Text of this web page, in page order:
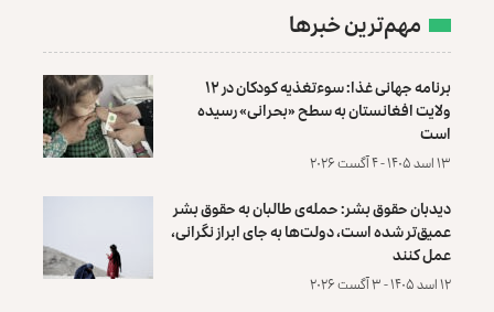
مهم‌ترین خبرها
برنامه جهانی غذا: سوءتغذیه کودکان در ۱۲
ولایت افغانستان به سطح «بحرانی» رسیده
است
۱۳ اسد ۱۴۰۵ - ۴ آگست ۲۰۲۶
دیدبان حقوق بشر: حمله‌ی طالبان به حقوق بشر
عمیق‌تر شده است، دولت‌ها به جای ابراز نگرانی،
عمل کنند
۱۲ اسد ۱۴۰۵ - ۳ آگست ۲۰۲۶